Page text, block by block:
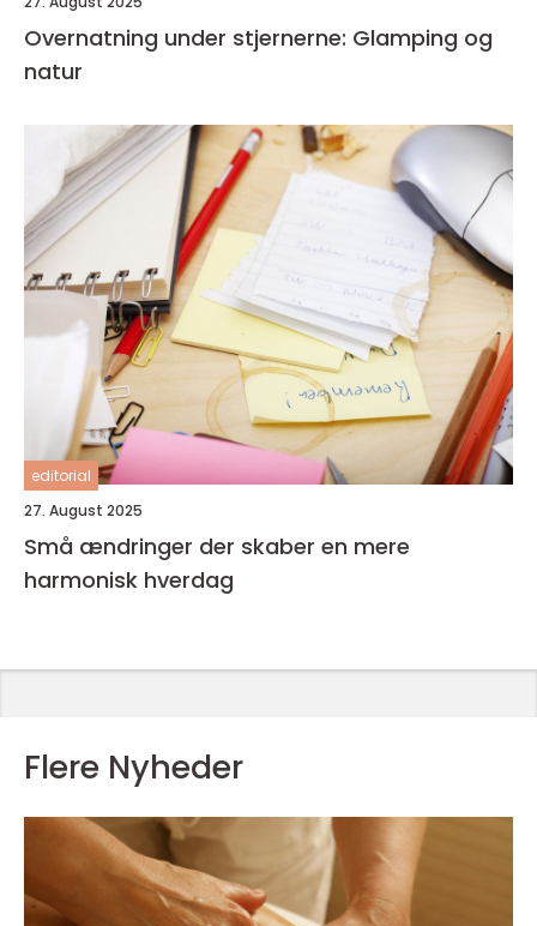
Overnatning under stjernerne: Glamping og
natur
editorial
27. August 2025
Små ændringer der skaber en mere
harmonisk hverdag
Flere Nyheder